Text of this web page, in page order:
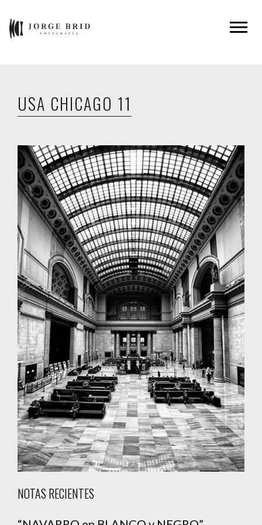
USA CHICAGO 11
NOTAS RECIENTES